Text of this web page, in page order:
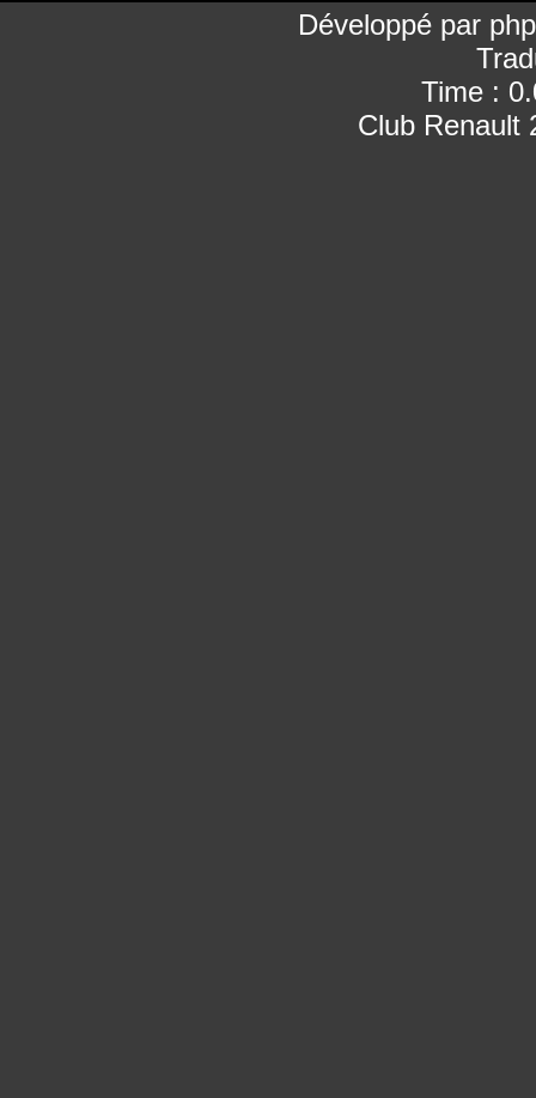
Développé par
Time :
Club Renault